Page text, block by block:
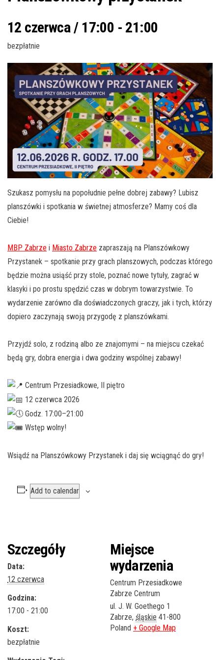
12 czerwca / 17:00 - 21:00
bezpłatnie
Szukasz pomysłu na popołudnie pełne dobrej zabawy? Lubisz
planszówki i spotkania w świetnej atmosferze? Mamy coś dla
Ciebie!
MBP Zabrze i Miasto Zabrze zapraszają na Planszówkowy
Przystanek – spotkanie przy grach planszowych, podczas którego
będzie można usiąść przy stole, poznać nowe tytuły, zagrać w
klasyki i po prostu spędzić czas w dobrym towarzystwie. To
wydarzenie zarówno dla doświadczonych graczy, jak i tych, którzy
dopiero zaczynają swoją przygodę z planszówkami.
Przyjdź solo, z rodziną albo ze znajomymi – na miejscu czekać
będą gry, dobra energia i dwa godziny wspólnej zabawy!
Centrum Przesiadkowe, II piętro
12 czerwca 2026
Godz. 17:00–21:00
Wstęp wolny!
Wsiądź na Planszówkowy Przystanek i daj się wciągnąć do gry!
Add to calendar
Szczegóły
Data:
12 czerwca
Godzina:
17:00 - 21:00
Koszt:
bezpłatnie
Miejsce
wydarzenia
Centrum Przesiadkowe
Zabrze Centrum
ul. J. W. Goethego 1
Zabrze, śląskie 41-800
Poland + Google Map